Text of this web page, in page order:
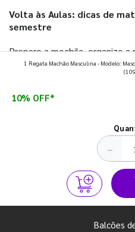
Volta às Aulas: dicas de
semestre
Prepare a mochila, organize
que fazem toda diferença
1 Regata Machão Masculina - Modelo:
10% OFF*
−
Balcões